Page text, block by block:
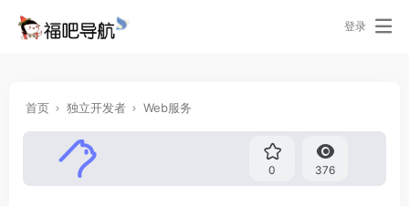
登录
首页 独立开发者 Web服务
0 376